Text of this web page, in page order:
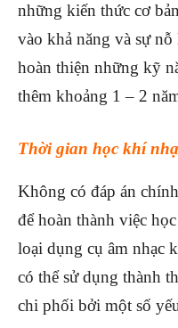
những kiến thức cơ
vào khả năng và sự
hoàn thiện những kỹ
thêm khoảng 1 – 2
Thời gian học khí
Không có đáp án
để hoàn thành việc
loại dụng cụ âm nhạc
có thể sử dụng thành
chi phối bởi một số